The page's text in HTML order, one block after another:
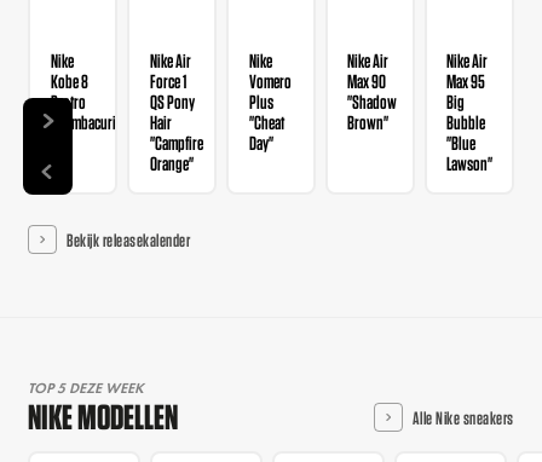
Nike
Kobe 8
Protro
"Mambacurial"
Nike Air
Force 1
QS Pony
Hair
"Campfire
Orange"
Nike
Vomero
Plus
"Cheat
Day"
Nike Air
Max 90
"Shadow
Brown"
Nike Air
Max 95
Big
Bubble
"Blue
Lawson"
Bekijk releasekalender
TOP 5 DEZE WEEK
NIKE MODELLEN Alle Nike sneakers